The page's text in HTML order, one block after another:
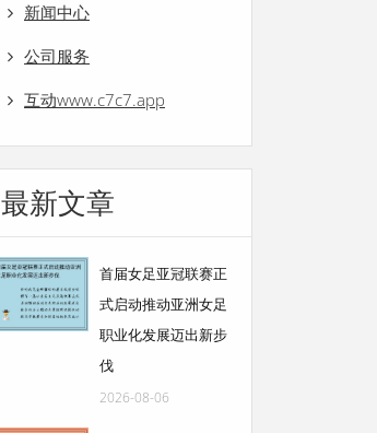
新闻中心
公司服务
互动www.c7c7.app
最新文章
首届女足亚冠联赛正
式启动推动亚洲女足
职业化发展迈出新步
伐
2026-08-06